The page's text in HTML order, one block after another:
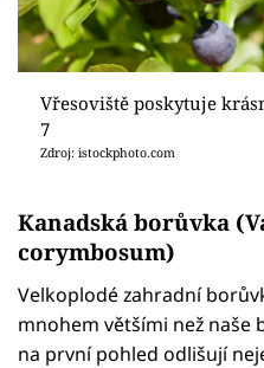
Vřesoviště poskytuje
7
Zdroj: istockphoto.com
Kanadská borůvka
corymbosum)
Velkoplodé zahradní
mnohem většími než naše
na první pohled odlišují